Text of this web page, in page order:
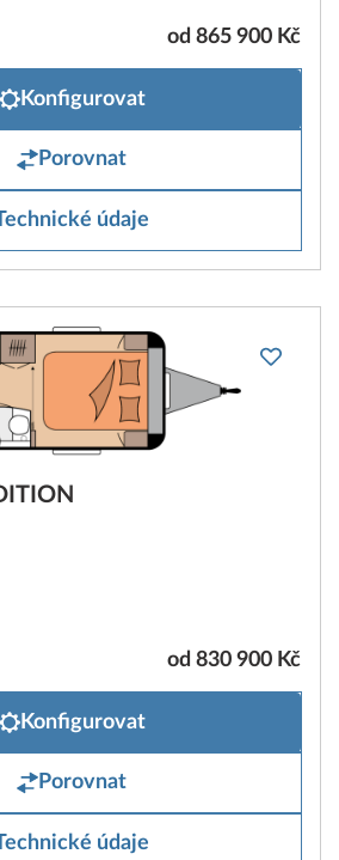
od 865 900 Kč
Konfigurovat
Porovnat
údaje
od 830 900 Kč
Konfigurovat
Porovnat
údaje